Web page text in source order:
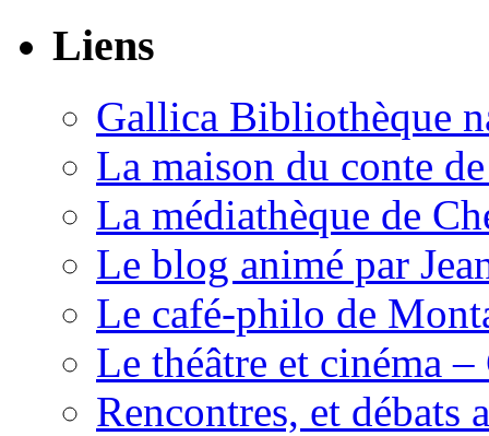
Liens
Gallica Bibliothèque
La maison du conte
La médiathèque de
Le blog animé par
Le café-philo de
Le théâtre et cinéma
Rencontres, et